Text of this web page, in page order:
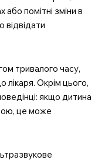
помітні зміни в
відвідати
тривалого часу,
лікаря. Окрім цього,
якщо дитина
це може